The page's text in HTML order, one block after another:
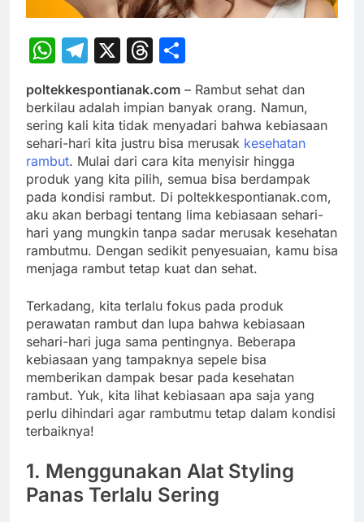
WhatsApp
Telegram
X Threads
poltekkespontianak.com – Rambut sehat dan
berkilau adalah impian banyak orang. Namun,
sering kali kita tidak menyadari bahwa kebiasaan
sehari-hari kita justru bisa merusak kesehatan
rambut. Mulai dari cara kita menyisir hingga
produk yang kita pilih, semua bisa berdampak
pada kondisi rambut. Di poltekkespontianak.com,
aku akan berbagi tentang lima kebiasaan sehari-
hari yang mungkin tanpa sadar merusak kesehatan
rambutmu. Dengan sedikit penyesuaian, kamu bisa
menjaga rambut tetap kuat dan sehat.
Terkadang, kita terlalu fokus pada produk
perawatan rambut dan lupa bahwa kebiasaan
sehari-hari juga sama pentingnya. Beberapa
kebiasaan yang tampaknya sepele bisa
memberikan dampak besar pada kesehatan
rambut. Yuk, kita lihat kebiasaan apa saja yang
perlu dihindari agar rambutmu tetap dalam kondisi
terbaiknya!
1. Menggunakan Alat Styling
Panas Terlalu Sering